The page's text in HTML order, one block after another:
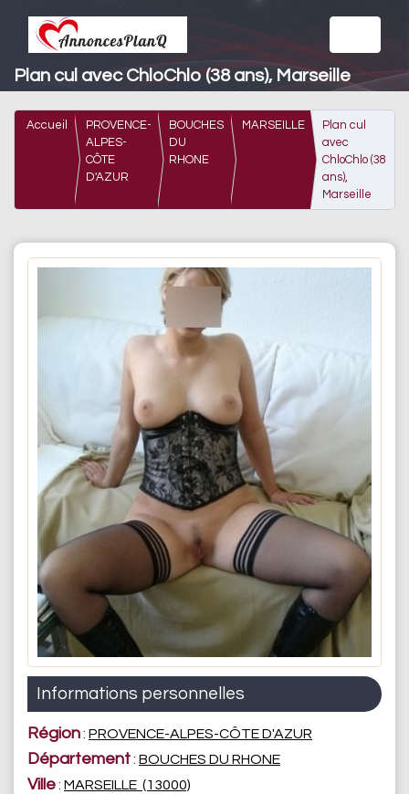
Plan cul avec ChloChlo (38 ans), Marseille
Accueil
PROVENCE-
ALPES-
CÔTE
D'AZUR
BOUCHES
DU
RHONE
MARSEILLE
Plan cul
avec
ChloChlo (38
ans),
Marseille
Informations personnelles
Région: PROVENCE-ALPES-CÔTE D'AZUR
Département: BOUCHES DU RHONE
Ville: MARSEILLE (13000)